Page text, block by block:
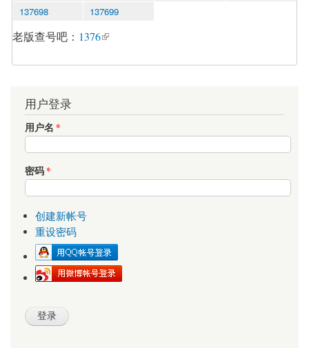
137698
137699
老版查号吧： 1376
用户登录
用户名 *
密码*
创建新帐号
重设密码